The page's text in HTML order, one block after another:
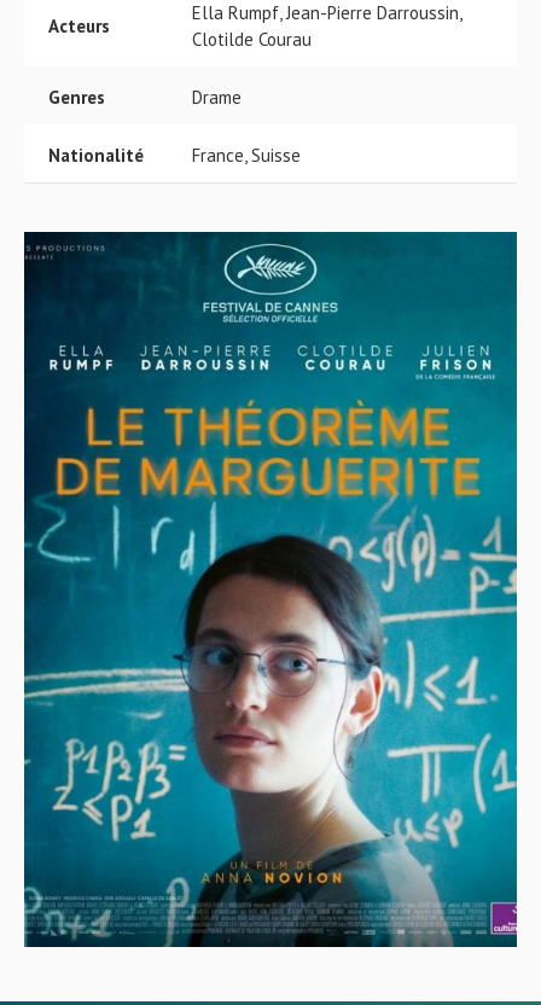
Acteurs
Ella Rumpf, Jean-Pierre Darroussin,
Clotilde Courau
Genres Drame
Nationalité France, Suisse